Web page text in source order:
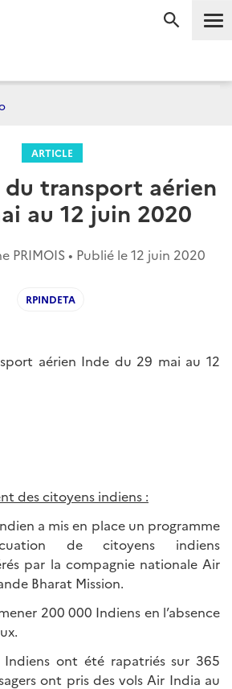
ARTICLE
transport aérien
au 12 juin 2020
PRIMOIS • Publié le12 juin 2020
RPINDETA
aérien Inde du 29 mai au 12
des citoyens indiens :
a mis en place un programme
de citoyens indiens
par la compagnie nationale Air
Bharat Mission.
200 000 Indiens en l’absence
ont été rapatriés sur 365
ont pris des vols Air India au